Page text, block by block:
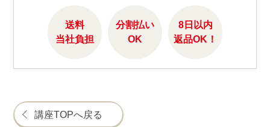
送料
当社負担
分割払い
OK
8日以内
返品OK！
講座TOPへ戻る